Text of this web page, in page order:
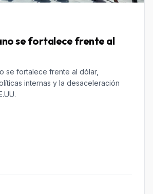
se fortalece frente al
se fortalece frente al dólar,
internas y la desaceleración